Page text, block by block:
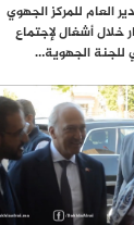
العام للمركز الجهوي
خلال أشغال لإجتماع
للجنة الجهوية…